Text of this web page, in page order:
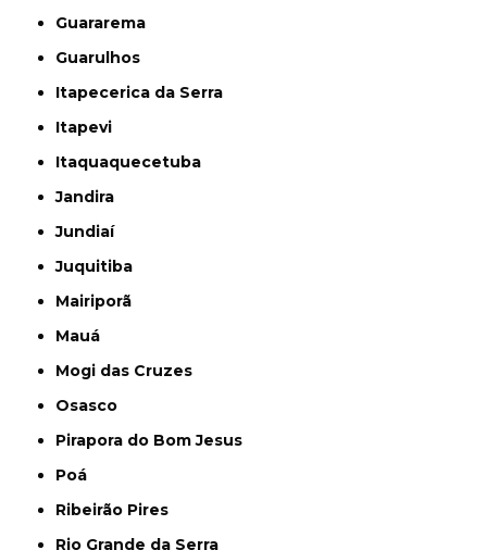
Guararema
Guarulhos
Itapecerica da Serra
Itapevi
Itaquaquecetuba
Jandira
Jundiaí
Juquitiba
Mairiporã
Mauá
Mogi das Cruzes
Osasco
Pirapora do Bom Jesus
Poá
Ribeirão Pires
Rio Grande da Serra